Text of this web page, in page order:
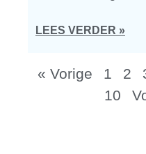
LEES VERDER »
« Vorige 1 2
10